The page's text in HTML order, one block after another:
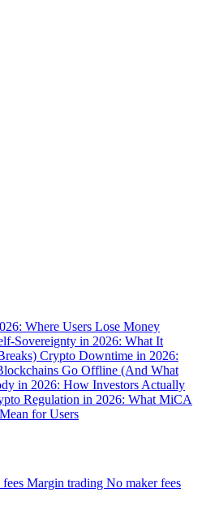
Where Users Lose Money
Sovereignty in 2026: What It
Crypto Downtime in 2026:
Go Offline (And What
in 2026: How Investors Actually
Regulation in 2026: What MiCA
for Users
Margin trading No maker fees